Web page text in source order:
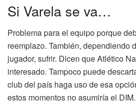
Si Varela se va…
Problema para el equipo porque
reemplazo. También, dependiendo
jugador, sufrir. Dicen que Atlético
interesado. Tampoco puede
club del país haga uso de esa
estos momentos no asumiría el DIM.